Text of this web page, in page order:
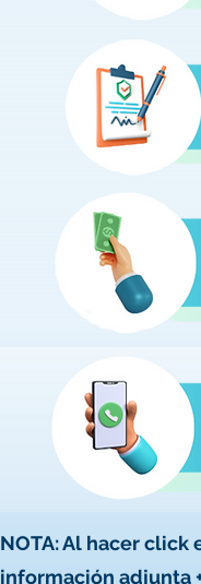
NOTA: Al hacer
información adjunta